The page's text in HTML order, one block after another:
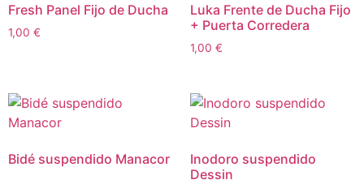
Fresh Panel Fijo de Ducha
1,00 €
Luka Frente de Ducha Fijo
+ Puerta Corredera
1,00 €
Bidé suspendido Manacor
Inodoro suspendido
Dessin